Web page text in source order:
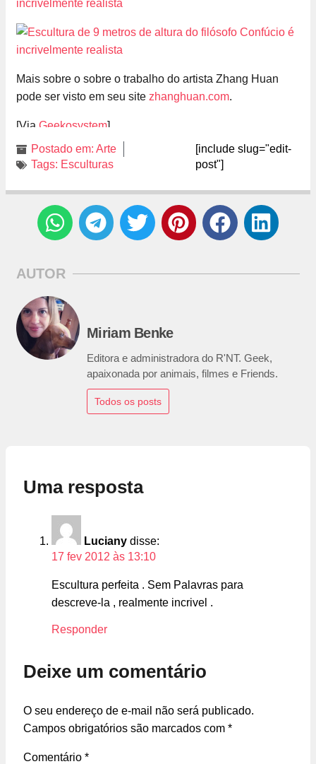
Mais sobre o sobre o trabalho do artista Zhang Huan
pode ser visto em seu site zhanghuan.com.
[Via Geekosystem]
Postado em: Arte
Tags: Esculturas
[include slug="edit-
post"]
AUTOR
Miriam Benke
Editora e administradora do R'NT. Geek,
apaixonada por animais, filmes e Friends.
Todos os posts
Uma resposta
Luciany disse:
17 fev 2012 às 13:10
Escultura perfeita . Sem Palavras para
descreve-la , realmente incrivel .
Responder
Deixe um comentário
O seu endereço de e-mail não será publicado.
Campos obrigatórios são marcados com *
Comentário *